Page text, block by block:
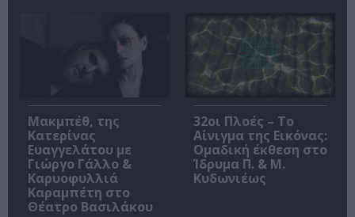
Μακμπέθ, της
Κατερίνας
Ευαγγελάτου με
Γιώργο Γάλλο &
Καρυοφυλλιά
Καραμπέτη στο
Θέατρο Βασιλάκου
32οι Πλοές – Το
Αίνιγμα της Εικόνας:
Ομαδική έκθεση στο
Ίδρυμα Π. & Μ.
Κυδωνιέως